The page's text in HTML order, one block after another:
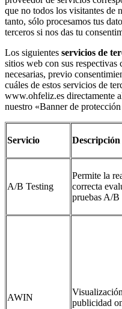
que no todos los visitantes de
tanto, sólo procesamos tus
terceros si nos das tu
Los siguientes servicios de
sitios web con sus respectivas
necesarias, previo
cuáles de estos servicios de
www.ohfeliz.es directamente
nuestro «Banner de
Servicio Descripción
A/B Testing
Permite la
correcta
pruebas A/B
AWIN
publicidad